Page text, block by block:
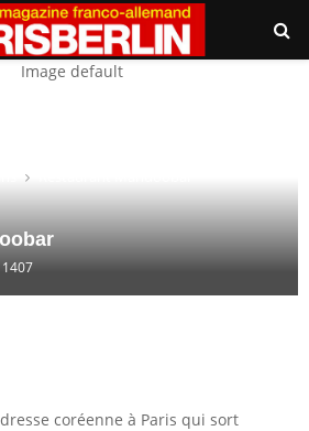
1407
coréenne à Paris qui sort